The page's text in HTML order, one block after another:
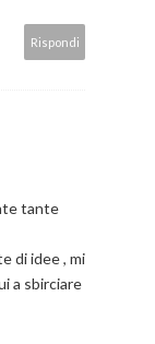
Rispondi
tante
di idee , mi
a sbirciare